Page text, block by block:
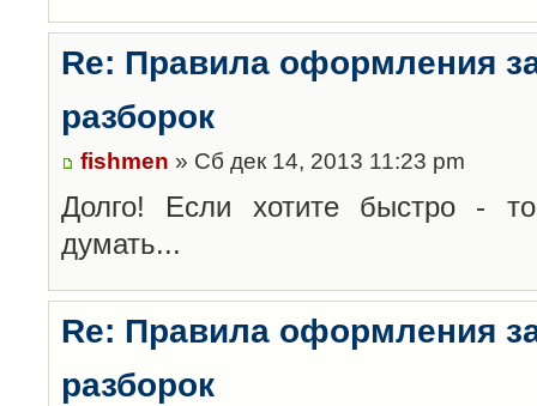
Re: Правила оформления
разборок
fishmen » Сб дек 14, 2013 11:23 pm
Долго! Если хотите быстро -
думать...
Re: Правила оформления
разборок